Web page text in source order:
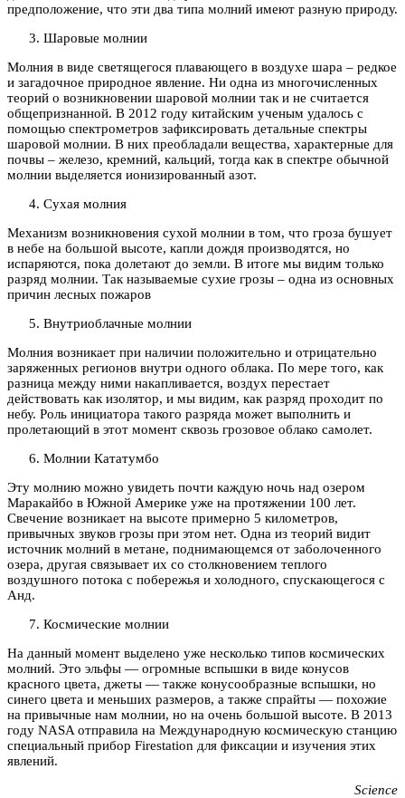
предположение, что эти два типа молний имеют разную природу.
Шаровые молнии
Молния в виде светящегося плавающего в воздухе шара – редкое
и загадочное природное явление. Ни одна из многочисленных
теорий о возникновении шаровой молнии так и не считается
общепризнанной. В 2012 году китайским ученым удалось с
помощью спектрометров зафиксировать детальные спектры
шаровой молнии. В них преобладали вещества, характерные для
почвы – железо, кремний, кальций, тогда как в спектре обычной
молнии выделяется ионизированный азот.
Сухая молния
Механизм возникновения сухой молнии в том, что гроза бушует
в небе на большой высоте, капли дождя производятся, но
испаряются, пока долетают до земли. В итоге мы видим только
разряд молнии. Так называемые сухие грозы – одна из основных
причин лесных пожаров
Внутриоблачные молнии
Молния возникает при наличии положительно и отрицательно
заряженных регионов внутри одного облака. По мере того, как
разница между ними накапливается, воздух перестает
действовать как изолятор, и мы видим, как разряд проходит по
небу. Роль инициатора такого разряда может выполнить и
пролетающий в этот момент сквозь грозовое облако самолет.
Молнии Кататумбо
Эту молнию можно увидеть почти каждую ночь над озером
Маракайбо в Южной Америке уже на протяжении 100 лет.
Свечение возникает на высоте примерно 5 километров,
привычных звуков грозы при этом нет. Одна из теорий видит
источник молний в метане, поднимающемся от заболоченного
озера, другая связывает их со столкновением теплого
воздушного потока с побережья и холодного, спускающегося с
Анд.
Космические молнии
На данный момент выделено уже несколько типов космических
молний. Это эльфы — огромные вспышки в виде конусов
красного цвета, джеты — также конусообразные вспышки, но
синего цвета и меньших размеров, а также спрайты — похожие
на привычные нам молнии, но на очень большой высоте. В 2013
году NASA отправила на Международную космическую станцию
специальный прибор Firestation для фиксации и изучения этих
явлений.
Science